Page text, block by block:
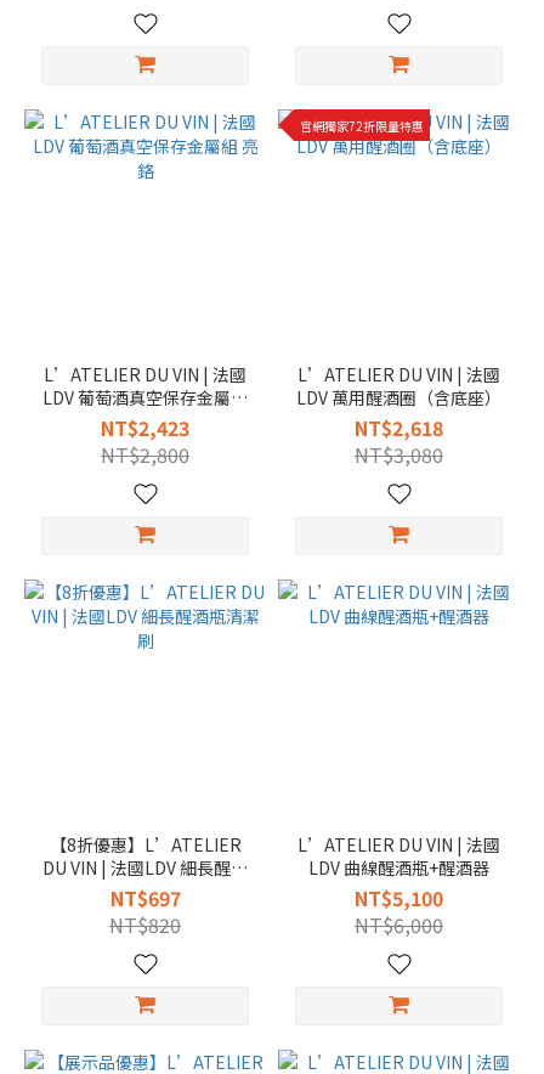
L’ATELIER DU VIN | 法國
LDV 葡萄酒真空保存金屬組
亮鉻
NT$2,423
NT$2,800
官網獨家72折限量特惠
L’ATELIER DU VIN | 法國
LDV 萬用醒酒圈（含底座）
NT$2,618
NT$3,080
【8折優惠】L’ATELIER
DU VIN | 法國LDV 細長醒酒
瓶清潔刷
NT$697
NT$820
L’ATELIER DU VIN | 法國
LDV 曲線醒酒瓶+醒酒器
NT$5,100
NT$6,000